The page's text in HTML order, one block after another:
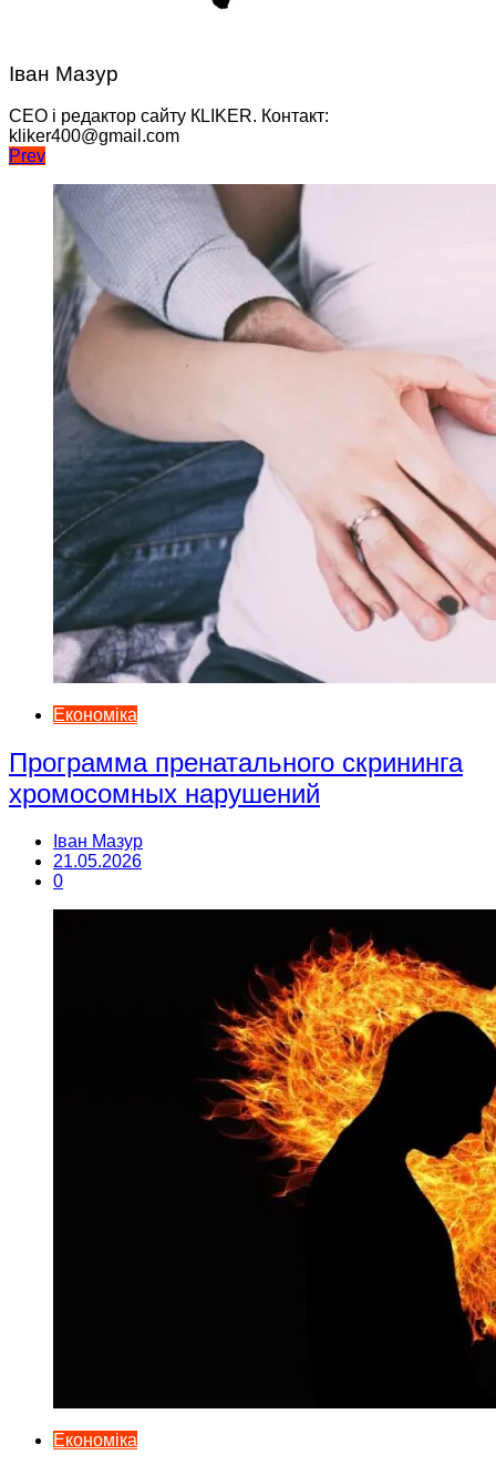
Іван Мазур
CEO і редактор сайту КLIKER. Контакт:
kliker400@gmail.com
Навігація
записів
Prev
Економіка
Программа пренатального скрининга
хромосомных нарушений
Іван Мазур
21.05.2026
0
Економіка